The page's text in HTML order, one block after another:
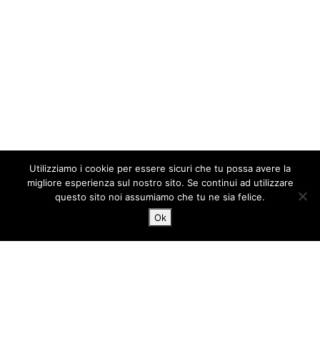
Utilizziamo i cookie per essere sicuri che tu possa avere la
migliore esperienza sul nostro sito. Se continui ad utilizzare
questo sito noi assumiamo che tu ne sia felice.
Ok